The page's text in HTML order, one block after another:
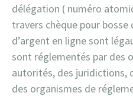
délégation ( numéro
travers chèque pour bosse
d’argent en ligne sont
sont réglementés par des
autorités, des juridictions,
des organismes de